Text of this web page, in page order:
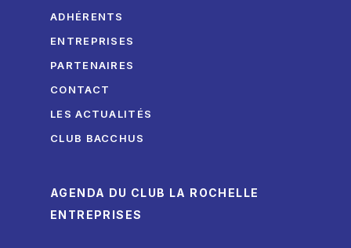
ADHÉRENTS
ENTREPRISES
PARTENAIRES
CONTACT
LES ACTUALITÉS
CLUB BACCHUS
AGENDA DU CLUB LA ROCHELLE
ENTREPRISES